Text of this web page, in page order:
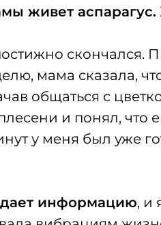
живет аспарагус.
скончался.
мама сказала,
общаться с
и понял, что
у меня был уже
информацию, и